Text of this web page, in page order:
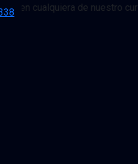
cualquiera de nuestro cursos!